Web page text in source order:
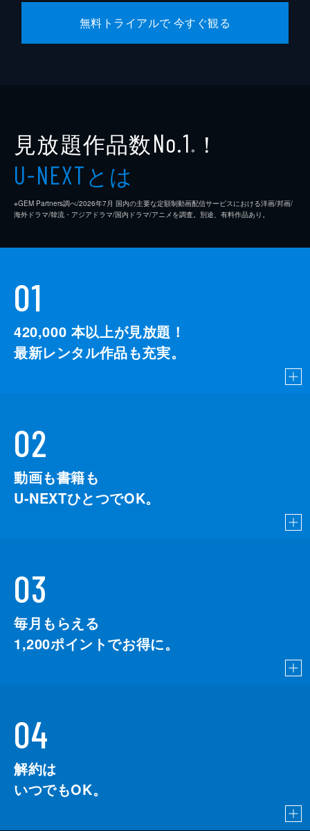
無料トライアルで 今すぐ観る
見放題作品数No.1 ※ ！
U-NEXTとは
※GEM Partners調べ/2026年7⽉ 国内の主要な定額制動画配信サービスにおける洋画/邦画/
海外ドラマ/韓流・アジアドラマ/国内ドラマ/アニメを調査。別途、有料作品あり。
01
420,000 本以上が見放題！
最新レンタル作品も充実。
02
動画も書籍も
U-NEXTひとつでOK。
03
毎月もらえる
1,200ポイントでお得に。
04
解約は
いつでもOK。